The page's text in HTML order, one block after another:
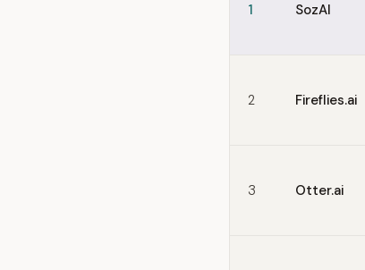
1 SozAI
2 Fireflies.ai
3 Otter.ai